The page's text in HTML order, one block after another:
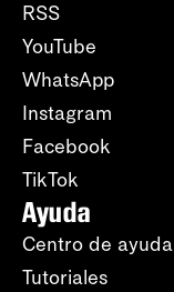
RSS
YouTube
WhatsApp
Instagram
Facebook
TikTok
Ayuda
Centro de ayuda
Tutoriales